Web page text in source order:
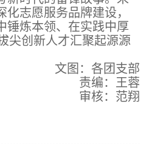
志愿服务品牌建设，
锤炼本领、在实践中厚
尖创新人才汇聚起源源
文图：各团支部
责编：王蓉
审核：范翔